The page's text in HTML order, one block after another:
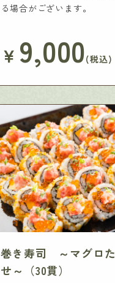
る場合がございます。
￥ 9,000(税込)
巻き寿司 ～マグロ
せ～（30貫）